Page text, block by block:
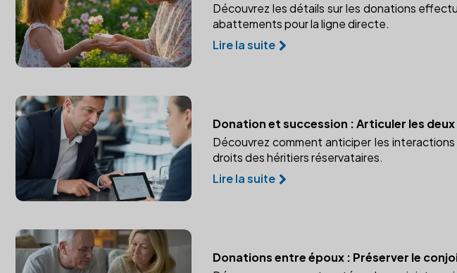
Découvrez les détails sur les donations
abattements pour la ligne directe.
Lire la suite
Donation et succession : Articuler les
Découvrez comment anticiper les
droits des héritiers réservataires.
Lire la suite
Donations entre époux : Préserver le